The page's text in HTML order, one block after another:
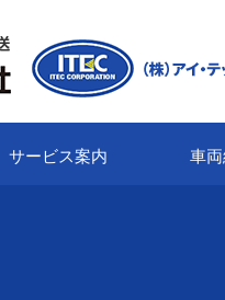
サービス案内 車